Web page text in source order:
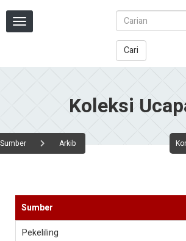
Cari
Koleksi
Sumber Arkib
Sumber
Pekeliling